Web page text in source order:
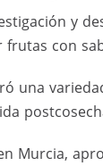
y
con
una
Murcia,